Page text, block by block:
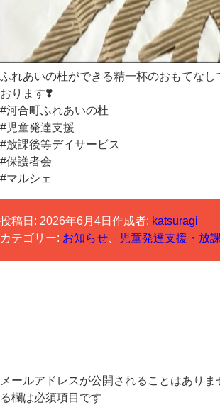
ふれあいの杜ができる精一杯のおもてなし
おります❣️
#河合町ふれあいの杜
#児童発達支援
#放課後等デイサービス
#保護者会
#マルシェ
投稿日: 2026年6月4日 作成者: katsuragi
カテゴリー: お知らせ 児童発達支援・放
メールアドレスが公開されることはありま
る欄は必須項目です